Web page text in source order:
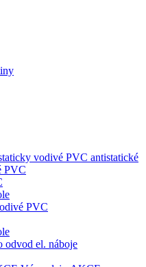
antistatické
PVC
PVC
odvod el. náboje